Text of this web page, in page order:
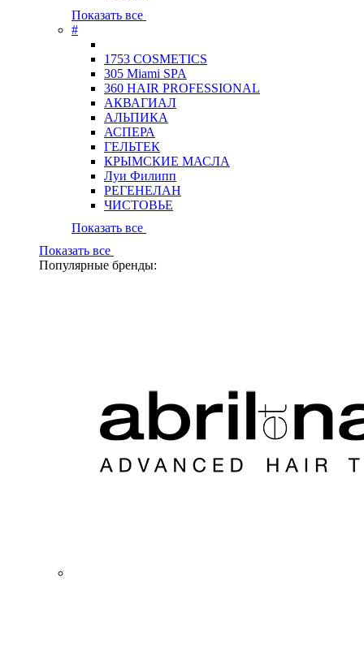
Показать все
#
1753 COSMETICS
305 Miami SPA
360 HAIR PROFESSIONAL
АКВАГИАЛ
АЛЬПИКА
АСПЕРА
ГЕЛЬТЕК
КРЫМСКИЕ МАСЛА
Луи Филипп
РЕГЕНЕЛАН
ЧИСТОВЬЕ
Показать все
Показать все
Популярные бренды: